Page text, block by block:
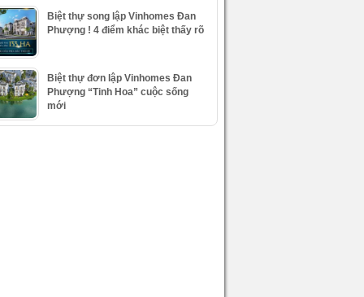
Biệt thự song lập Vinhomes Đan
Phượng ! 4 điểm khác biệt thấy rõ
Biệt thự đơn lập Vinhomes Đan
Phượng “Tinh Hoa” cuộc sống
mới